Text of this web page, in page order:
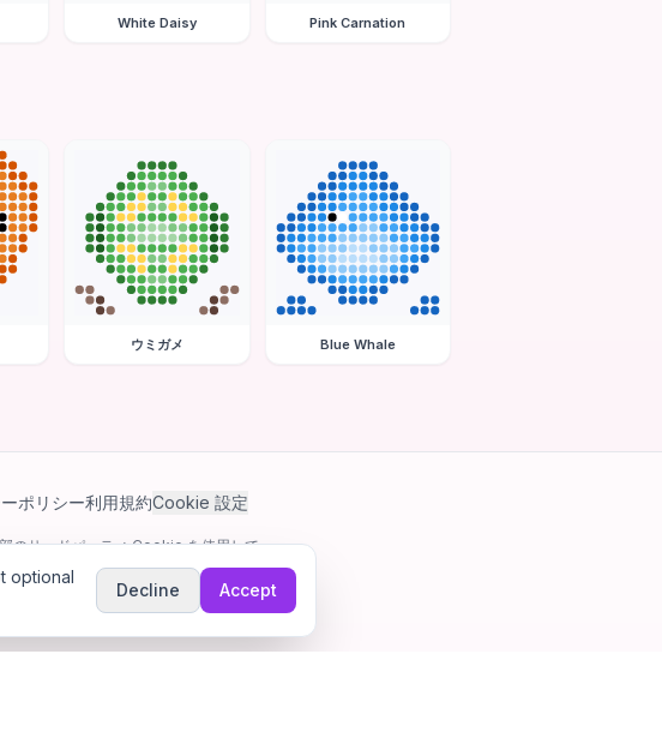
White Daisy Pink Carnation
ウミガメ Blue Whale
ポリシー利用規約Cookie 設定
のサードパーティ Cookie を使用して
ズアート塗り絵ゲーム。
optional
Decline Accept